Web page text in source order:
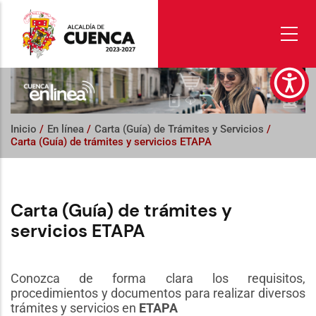
contenido
principal
Inicio / En línea / Carta (Guía) de Trámites y Servicios /
Carta (Guía) de trámites y servicios ETAPA
Carta (Guía) de trámites y
servicios ETAPA
Conozca de forma clara los requisitos,
procedimientos y documentos para realizar diversos
trámites y servicios en ETAPA